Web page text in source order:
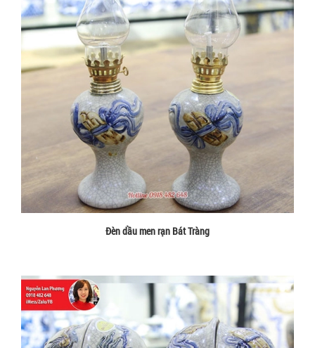
Đèn dầu men rạn Bát Tràng